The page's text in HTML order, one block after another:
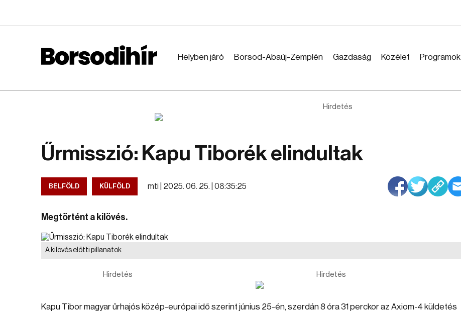
Helyben járó Borsod-Abaúj-Zemplén Gazdaság Közélet Programok
Hirdetés
Űrmisszió: Kapu Tiborék elindultak
BELFÖLD KÜLFÖLD mti | 2025. 06. 25. | 08:35:25
Megtörtént a kilövés.
A kilövés előtti pillanatok
Hirdetés Hirdetés
Kapu Tibor magyar űrhajós közép-európai idő szerint június 25-én, szerdán 8 óra 31 perckor az Axiom-4 küldetés